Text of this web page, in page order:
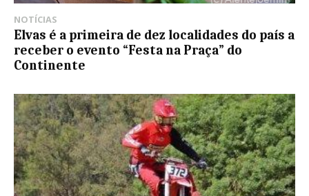
NOTÍCIAS
Elvas é a primeira de dez localidades do país a
receber o evento “Festa na Praça” do
Continente